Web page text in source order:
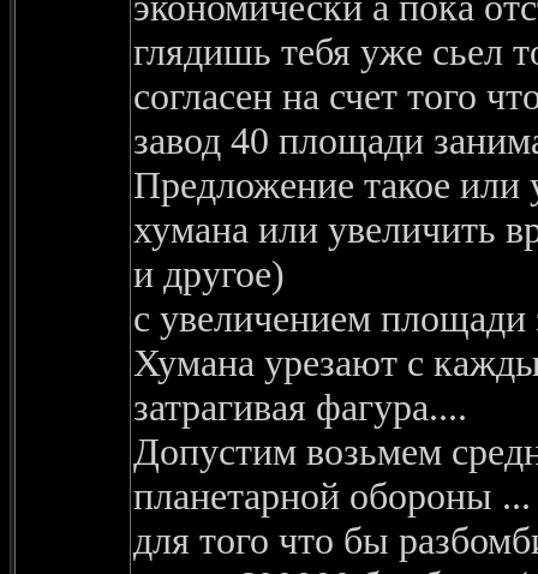
глядишь тебя уже сьел
согласен на счет того
завод 40 площади
Предложение такое
хумана или увеличить
и другое)
с увеличением
Хумана урезают с
затрагивая фагура....
Допустим возьмем
планетарной обороны ...
для того что бы